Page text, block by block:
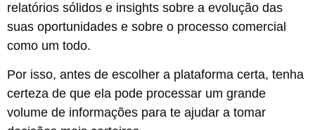
relatórios sólidos e insights sobre a evolução das
suas oportunidades e sobre o processo comercial
como um todo.
Por isso, antes de escolher a plataforma certa, tenha
certeza de que ela pode processar um grande
volume de informações para te ajudar a tomar